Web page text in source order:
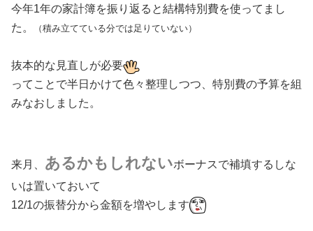
今年1年の家計簿を振り返ると結構特別費を使ってまし
た。
（積み立てている分では足りていない）
抜本的な見直しが必要
ってことで半日かけて色々整理しつつ、特別費の予算を組
みなおしました。
来月、 あるかもしれないボーナスで補填するしな
いは置いておいて
12/1の振替分から金額を増やします